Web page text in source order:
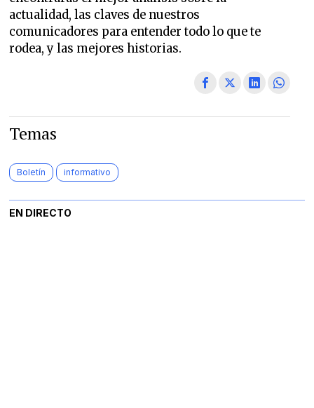
actualidad, las claves de nuestros
comunicadores para entender todo lo que te
rodea, y las mejores historias.
Temas
Boletín informativo
EN DIRECTO